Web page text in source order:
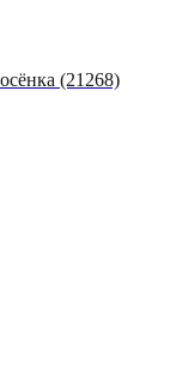
(21268)